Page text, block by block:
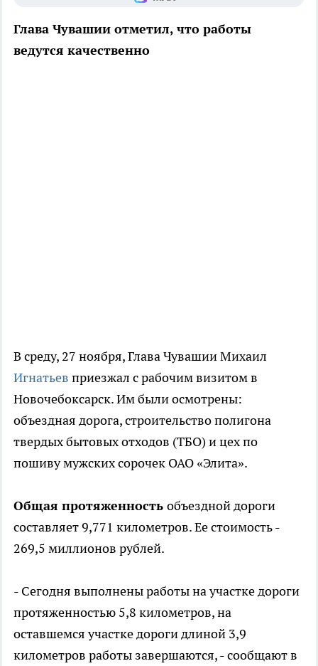
Глава Чувашии отметил, что работы
ведутся качественно
В среду, 27 ноября, Глава Чувашии Михаил
Игнатьев приезжал с рабочим визитом в
Новочебоксарск. Им были осмотрены:
объездная дорога, строительство полигона
твердых бытовых отходов (ТБО) и цех по
пошиву мужских сорочек ОАО «Элита».
Общая протяженность объездной дороги
составляет 9,771 километров. Ее стоимость -
269,5 миллионов рублей.
- Сегодня выполнены работы на участке дороги
протяженностью 5,8 километров, на
оставшемся участке дороги длиной 3,9
километров работы завершаются, - сообщают в